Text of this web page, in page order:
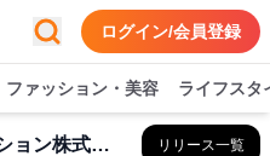
ログイン/会員登録
ファッション・美容 ライフスタ
ブックオフコーポレーション株式会社 リリース一覧